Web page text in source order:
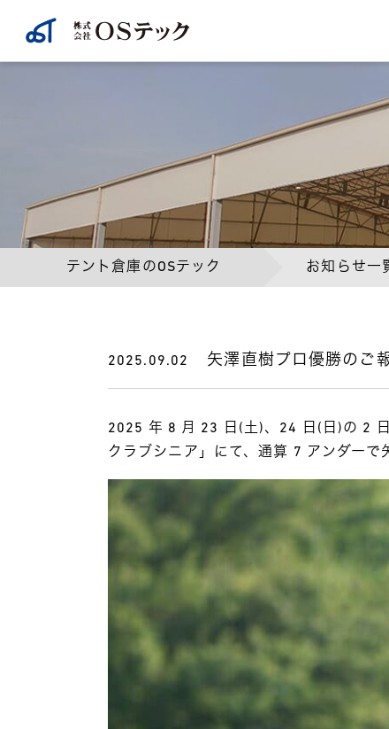
テント倉庫のOSテック お知らせ一
2025.09.02 矢澤直樹プロ優勝のご
2025 年 8 月 23 日(土)、24 日(日)の 2
クラブシニア」にて、通算 7 アンダーで